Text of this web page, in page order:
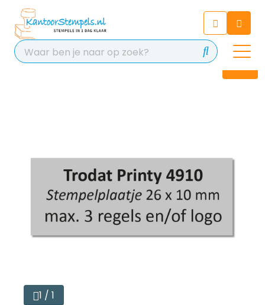
Chat 24/7 met onze chatbot
voor hulp
Contact
1 / 1